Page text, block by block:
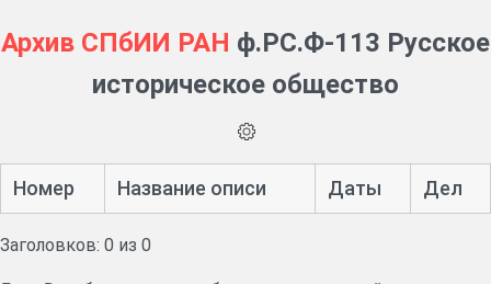
Архив СПбИИ РАН ф.РС.Ф-113 Русское
историческое общество
Номер Название описи Даты Дел
Заголовков: 0 из 0